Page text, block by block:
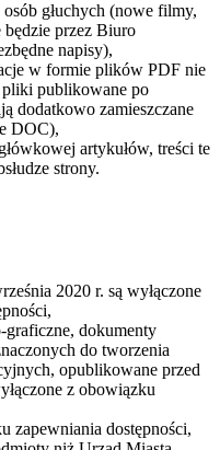
głuchych (nowe filmy,
przez Biuro
napisy),
w formie plików PDF nie
pliki publikowane po
dodatkowo zamieszczane
DOC),
artykułów, treści te
strony.
2020 r. są wyłączone
dokumenty
do tworzenia
opublikowane przed
z obowiązku
zapewniania dostępności,